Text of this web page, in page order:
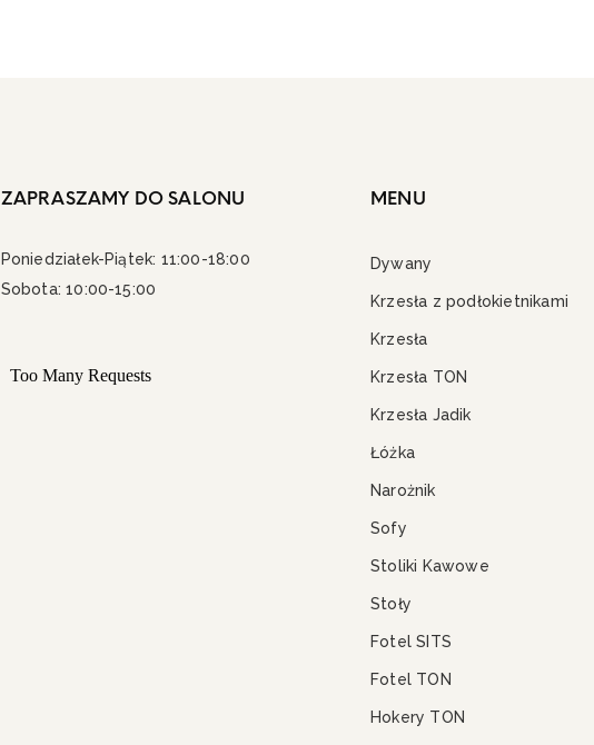
ZAPRASZAMY DO SALONU
Poniedziałek-Piątek: 11:00-18:00
Sobota: 10:00-15:00
MENU
Dywany
Krzesła z podłokietnikami
Krzesła
Krzesła TON
Krzesła Jadik
Łóżka
Narożnik
Sofy
Stoliki Kawowe
Stoły
Fotel SITS
Fotel TON
Hokery TON